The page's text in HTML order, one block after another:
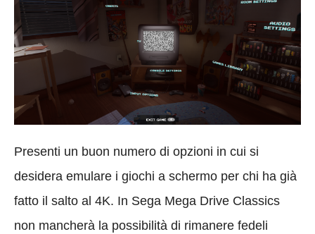
Presenti un buon numero di opzioni in cui si
desidera emulare i giochi a schermo per chi ha già
fatto il salto al 4K. In Sega Mega Drive Classics
non mancherà la possibilità di rimanere fedeli